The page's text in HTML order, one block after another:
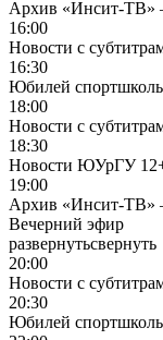
Архив «Инсит-ТВ»
16:00
Новости с
16:30
Юбилей
18:00
Новости с
18:30
Новости ЮУрГУ
19:00
Архив «Инсит-ТВ»
Вечерний эфир
развернутьсвернуть
20:00
Новости с
20:30
Юбилей